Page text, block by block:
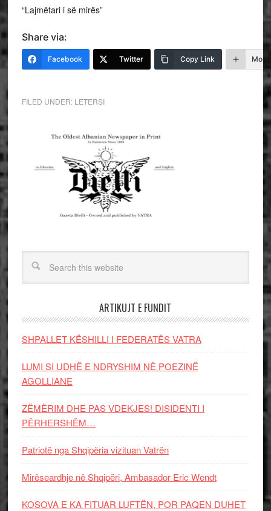
“Lajmëtari i së mirës”
Share via:
Facebook Twitter Copy Link More
FILED UNDER: LETERSI
ARTIKUJT E FUNDIT
SHPALLET KËSHILLI I FEDERATËS VATRA
LUMI SI UDHË E NDRYSHIM NË POEZINË
AGOLLIANE
ZËMËRIM DHE PAS VDEKJES! DISIDENTI I
PËRHERSHËM…
Patriotë nga Shqipëria vizituan Vatrën
Mirëseardhje në Shqipëri, Ambasador Eric Wendt
KOSOVA E KA FITUAR LUFTËN, POR PAQEN DUHET